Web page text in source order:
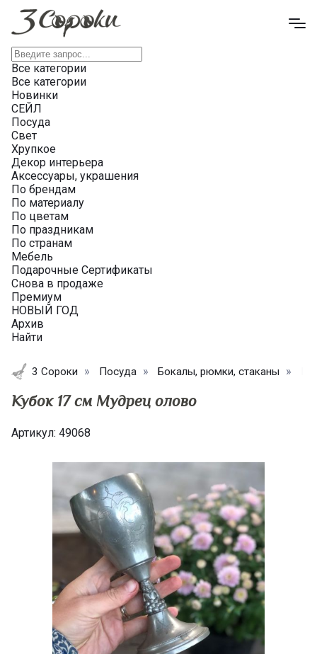
Все категории
Все категории
Новинки
СЕЙЛ
Посуда
Свет
Хрупкое
Декор интерьера
Аксессуары, украшения
По брендам
По материалу
По цветам
По праздникам
По странам
Мебель
Подарочные Сертификаты
Снова в продаже
Премиум
НОВЫЙ ГОД
Архив
Найти
3 Сороки Посуда Бокалы, рюмки, стаканы
Кубок 17 см Мудрец олово
Артикул: 49068